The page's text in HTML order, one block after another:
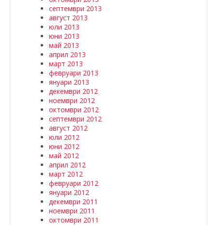
септември 2013
август 2013
юли 2013
юни 2013
май 2013
април 2013
март 2013
февруари 2013
януари 2013
декември 2012
ноември 2012
октомври 2012
септември 2012
август 2012
юли 2012
юни 2012
май 2012
април 2012
март 2012
февруари 2012
януари 2012
декември 2011
ноември 2011
октомври 2011